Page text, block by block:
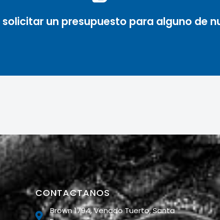
solicitar un presupuesto para alguno de
CONTACTANOS
Brown 1794, Venado Tuerto, Santa